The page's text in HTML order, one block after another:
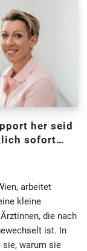
her seid
sofort
arbeitet
kleine
die nach
ist. In
sie, warum sie